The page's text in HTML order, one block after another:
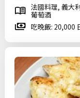
法國料理, 義大
葡萄酒
吃晚飯: 20,000